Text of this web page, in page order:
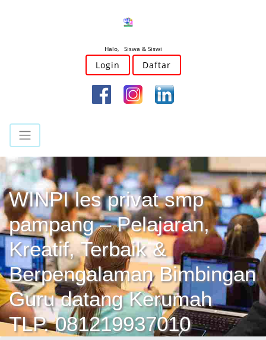
Halo, Siswa & Siswi
Login Daftar
WINPI les privat smp
pampang – Pelajaran,
Kreatif, Terbaik &
Berpengalaman Bimbingan
Guru datang Kerumah
TLP. 081219937010